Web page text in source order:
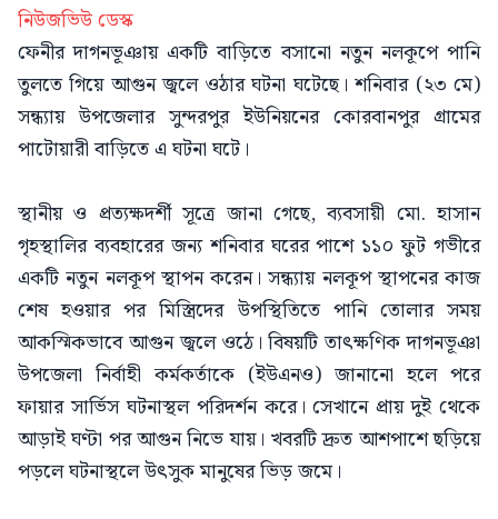
নিউজভিউ ডেস্ক
ফেনীর দাগনভূঞায় একটি বাড়িতে বসানো নতুন নলকূপে পানি
তুলতে গিয়ে আগুন জ্বলে ওঠার ঘটনা ঘটেছে। শনিবার (২৩ মে)
সন্ধ্যায় উপজেলার সুন্দরপুর ইউনিয়নের কোরবানপুর গ্রামের
পাটোয়ারী বাড়িতে এ ঘটনা ঘটে।
স্থানীয় ও প্রত্যক্ষদর্শী সূত্রে জানা গেছে, ব্যবসায়ী মো. হাসান
গৃহস্থালির ব্যবহারের জন্য শনিবার ঘরের পাশে ১১০ ফুট গভীরে
একটি নতুন নলকূপ স্থাপন করেন। সন্ধ্যায় নলকূপ স্থাপনের কাজ
শেষ হওয়ার পর মিস্ত্রিদের উপস্থিতিতে পানি তোলার সময়
আকস্মিকভাবে আগুন জ্বলে ওঠে। বিষয়টি তাৎক্ষণিক দাগনভূঞা
উপজেলা নির্বাহী কর্মকর্তাকে (ইউএনও) জানানো হলে পরে
ফায়ার সার্ভিস ঘটনাস্থল পরিদর্শন করে। সেখানে প্রায় দুই থেকে
আড়াই ঘণ্টা পর আগুন নিভে যায়। খবরটি দ্রুত আশপাশে ছড়িয়ে
পড়লে ঘটনাস্থলে উৎসুক মানুষের ভিড় জমে।